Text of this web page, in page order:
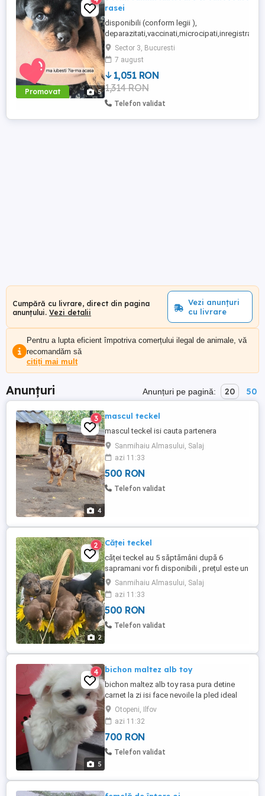
Promovat 5
rasei
disponibili (conform legii ),
Sector 3, Bucuresti
7 august
1,051 RON
1,314 RON
Telefon validat
Cumpără cu livrare, direct din pagina
anunțului. Vezi detalii
Vezi anunțuri
cu livrare
Pentru a lupta eficient împotriva comerțului ilegal de animale, vă
recomandăm să
citiți mai mult
Anunțuri Anunțuri pe pagină: 20 50
4
3 mascul teckel
mascul teckel isi cauta partenera
Sanmihaiu Almasului, Salaj
azi 11:33
500 RON
Telefon validat
2
2 Căței teckel
căței teckel au 5 săptămâni după 6
sapramani vor fi disponibili , prețul este un
funcție de culoare între 500 și 1000 de lei
Sanmihaiu Almasului, Salaj
azi 11:33
500 RON
Telefon validat
5
4 bichon maltez alb toy
bichon maltez alb toy rasa pura detine
carnet la zi isi face nevoile la pled ideal
pentru copii nu lasa par
Otopeni, Ilfov
azi 11:32
700 RON
Telefon validat